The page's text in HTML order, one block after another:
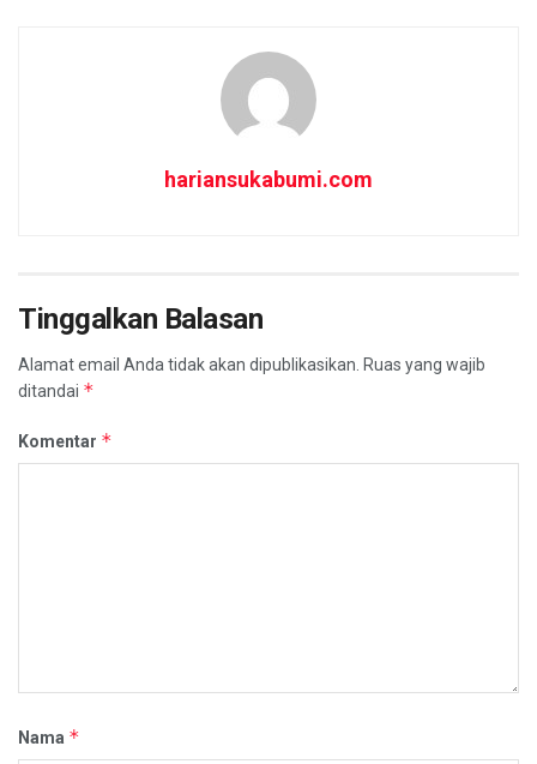
hariansukabumi.com
Tinggalkan Balasan
Alamat email Anda tidak akan dipublikasikan. Ruas yang wajib
ditandai *
Komentar *
Nama *